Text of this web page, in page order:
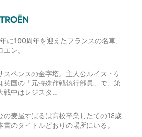
に100周年を迎えたフランスの名車、
エン。
スペンスの金字塔。主人公ルイス・ケ
英国の「元特殊作戦執行部員」で、第
戦中はレジスタ…
の麦屋すばるは高校卒業したての18歳
書のタイトルどおりの場所にいる。